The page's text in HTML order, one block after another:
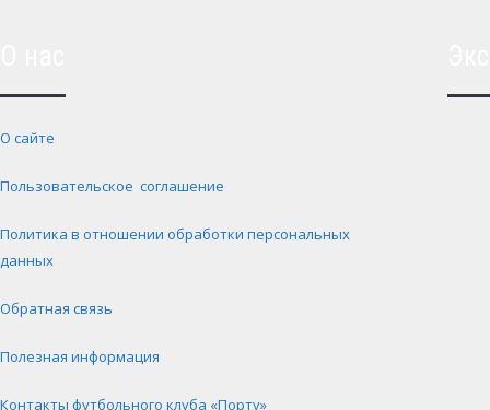
О сайте
Пользовательское соглашение
Политика в отношении обработки персональных
данных
Обратная связь
Полезная информация
Контакты футбольного клуба «Порту»